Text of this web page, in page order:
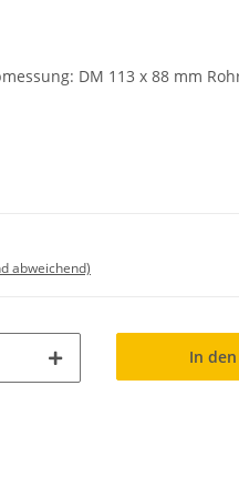
DM 113 x 88 mm
abweichend)
In